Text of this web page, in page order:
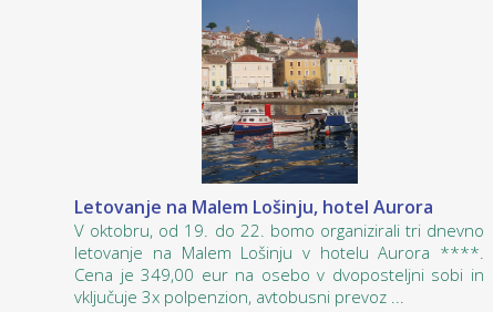
Letovanje na Malem Lošinju, hotel Aurora
V oktobru, od 19. do 22. bomo organizirali tri dnevno
letovanje na Malem Lošinju v hotelu Aurora ****.
Cena je 349,00 eur na osebo v dvoposteljni sobi in
vključuje 3x polpenzion, avtobusni prevoz ...